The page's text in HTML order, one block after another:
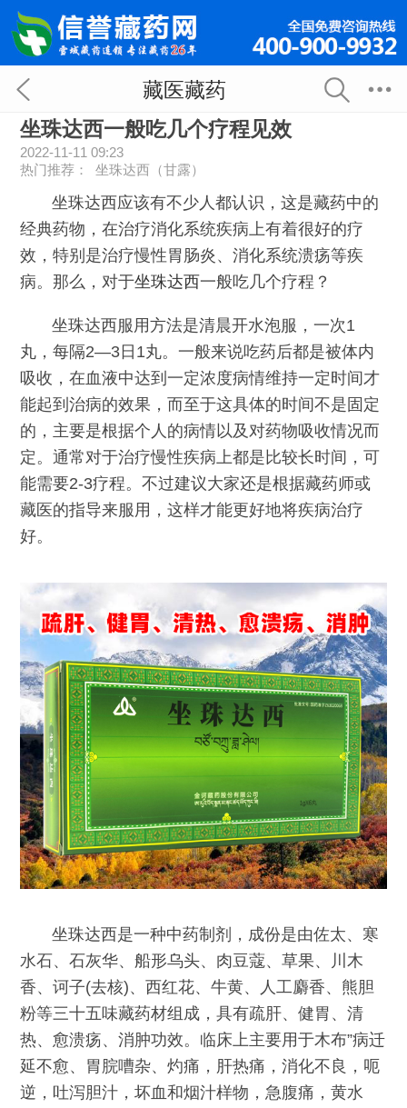
藏医藏药
坐珠达西一般吃几个疗程见效
2022-11-11 09:23
热门推荐：坐珠达西（甘露）
坐珠达西应该有不少人都认识，这是藏药中的
经典药物，在治疗消化系统疾病上有着很好的疗
效，特别是治疗慢性胃肠炎、消化系统溃疡等疾
病。那么，对于坐珠达西一般吃几个疗程？
坐珠达西服用方法是清晨开水泡服，一次1
丸，每隔2—3日1丸。一般来说吃药后都是被体内
吸收，在血液中达到一定浓度病情维持一定时间才
能起到治病的效果，而至于这具体的时间不是固定
的，主要是根据个人的病情以及对药物吸收情况而
定。通常对于治疗慢性疾病上都是比较长时间，可
能需要2-3疗程。不过建议大家还是根据藏药师或
藏医的指导来服用，这样才能更好地将疾病治疗
好。
坐珠达西是一种中药制剂，成份是由佐太、寒
水石、石灰华、船形乌头、肉豆蔻、草果、川木
香、诃子(去核)、西红花、牛黄、人工麝香、熊胆
粉等三十五味藏药材组成，具有疏肝、健胃、清
热、愈溃疡、消肿功效。临床上主要用于木布”病迁
延不愈、胃脘嘈杂、灼痛，肝热痛，消化不良，呃
逆，吐泻胆汁，坏血和烟汁样物，急腹痛，黄水